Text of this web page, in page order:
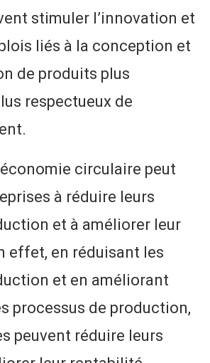
stimuler l’innovation et
liés à la conception et
de produits plus
respectueux de
circulaire peut
à réduire leurs
et à améliorer leur
effet, en réduisant les
et en améliorant
processus de production,
peuvent réduire leurs